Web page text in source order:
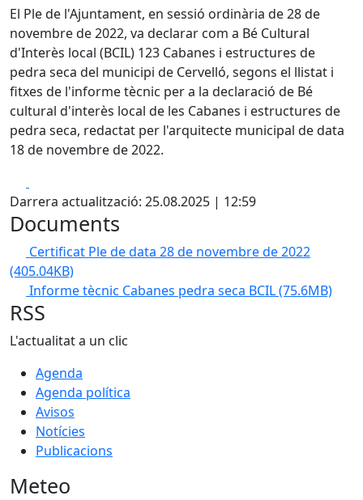
El Ple de l'Ajuntament, en sessió ordinària de 28 de
novembre de 2022, va declarar com a Bé Cultural
d'Interès local (BCIL) 123 Cabanes i estructures de
pedra seca del municipi de Cervelló, segons el llistat i
fitxes de l'informe tècnic per a la declaració de Bé
cultural d'interès local de les Cabanes i estructures de
pedra seca, redactat per l'arquitecte municipal de data
18 de novembre de 2022.
Darrera actualització: 25.08.2025 | 12:59
Documents
Certificat Ple de data 28 de novembre de 2022
(405.04KB)
Informe tècnic Cabanes pedra seca BCIL(75.6MB)
RSS
L'actualitat a un clic
Agenda
Agenda política
Avisos
Notícies
Publicacions
Meteo